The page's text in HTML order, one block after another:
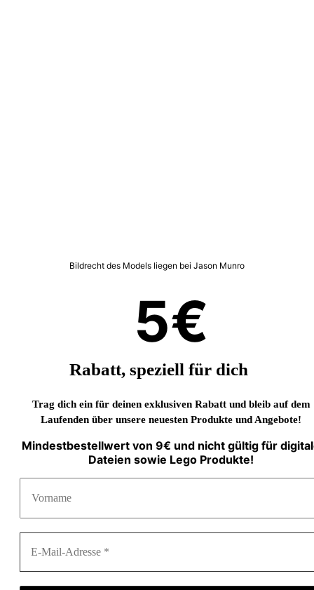
Bildrecht des Models liegen bei Jason Munro
5€
Rabatt, speziell für dich
Trag dich ein für deinen exklusiven Rabatt und bleib auf dem
Laufenden über unsere neuesten Produkte und Angebote!
Mindestbestellwert von 9€ und nicht gültig für
Dateien sowie Lego Produkte!